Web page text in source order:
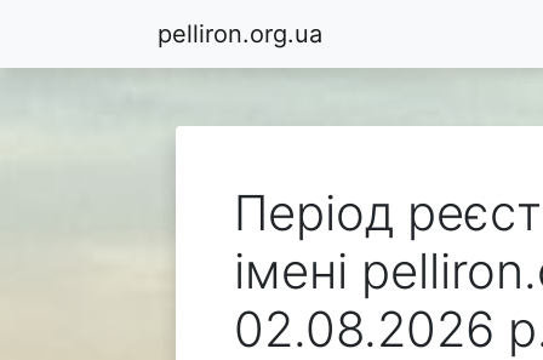
pelliron.org.ua
Період
імені
02.08.2026